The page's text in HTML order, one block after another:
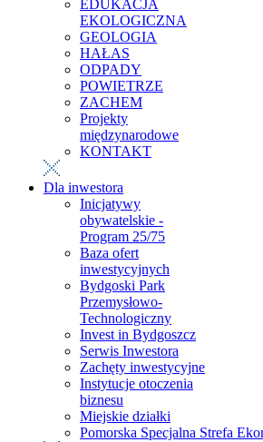
EDUKACJA
EKOLOGICZNA
GEOLOGIA
HAŁAS
ODPADY
POWIETRZE
ZACHEM
Projekty
międzynarodowe
KONTAKT
Dla inwestora
Inicjatywy
obywatelskie -
Program 25/75
Baza ofert
inwestycyjnych
Bydgoski Park
Przemysłowo-
Technologiczny
Invest in Bydgoszcz
Serwis Inwestora
Zachęty inwestycyjne
Instytucje otoczenia
biznesu
Miejskie działki
Pomorska Specjalna Strefa